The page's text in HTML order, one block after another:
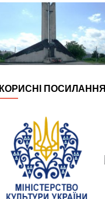
КОРИСНІ ПОСИЛАННЯ